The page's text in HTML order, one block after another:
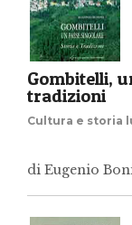
Gombitelli,
tradizioni
Cultura e storia
di Eugenio